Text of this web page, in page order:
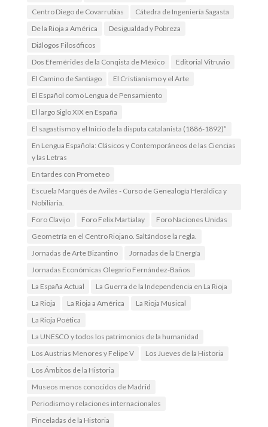
Centro Diego de Covarrubias
Cátedra de Ingeniería Sagasta
De la Rioja a América
Desigualdad y Pobreza
Diálogos Filosóficos
Dos Efemérides de la Conqista de México
Editorial Vitruvio
El Camino de Santiago
El Cristianismo y el Arte
El Español como Lengua de Pensamiento
El largo Siglo XIX en España
El sagastismo y el Inicio de la disputa catalanista (1886-1892)”
En Lengua Española: Clásicos y Contemporáneos de las Ciencias
y las Letras
En tardes con Prometeo
Escuela Marqués de Avilés - Curso de Genealogía Heráldica y
Nobiliaria.
Foro Clavijo
Foro Felix Martialay
Foro Naciones Unidas
Geometría en el Centro Riojano. Saltándose la regla.
Jornadas de Arte Bizantino
Jornadas de la Energía
Jornadas Económicas Olegario Fernández-Baños
La España Actual
La Guerra de la Independencia en La Rioja
La Rioja
La Rioja a América
La Rioja Musical
La Rioja Poética
La UNESCO y todos los patrimonios de la humanidad
Los Austrias Menores y Felipe V
Los Jueves de la Historia
Los Ámbitos de la Historia
Museos menos conocidos de Madrid
Periodismo y relaciones internacionales
Pinceladas de la Historia